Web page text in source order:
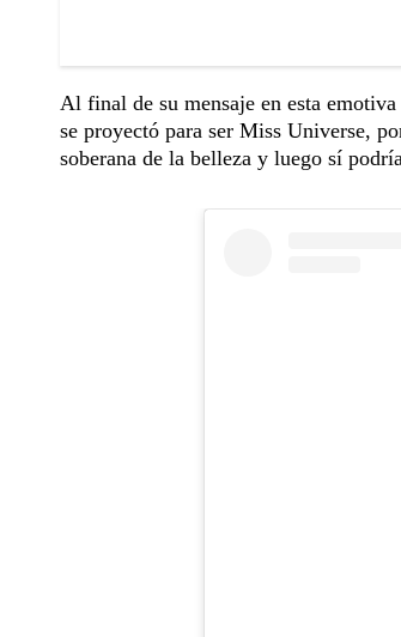
Al final de su mensaje en esta
se proyectó para ser Miss Universe,
soberana de la belleza y luego sí